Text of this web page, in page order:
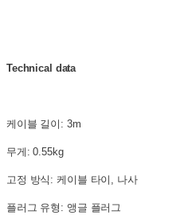
Technical data
케이블 길이: 3m
무게: 0.55kg
고정 방식: 케이블 타이, 나사
플러그 유형: 앵글 플러그